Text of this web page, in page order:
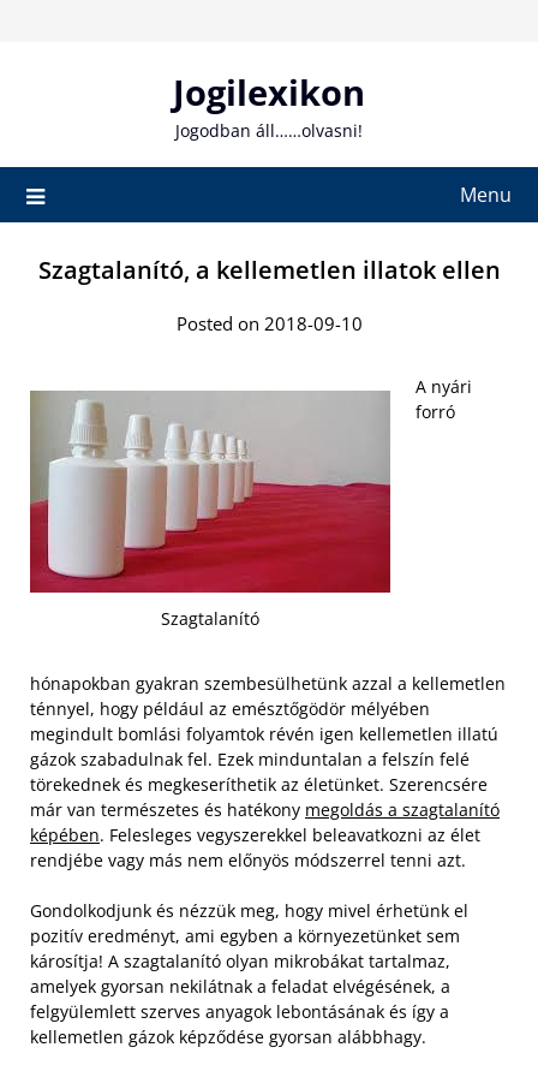
Jogilexikon
Jogodban áll……olvasni!
Menu
Szagtalanító, a kellemetlen illatok ellen
Posted on 2018-09-10
Szagtalanító
A nyári
forró
hónapokban gyakran szembesülhetünk azzal a kellemetlen
ténnyel, hogy például az emésztőgödör mélyében
megindult bomlási folyamtok révén igen kellemetlen illatú
gázok szabadulnak fel. Ezek minduntalan a felszín felé
törekednek és megkeseríthetik az életünket. Szerencsére
már van természetes és hatékony megoldás a szagtalanító
képében. Felesleges vegyszerekkel beleavatkozni az élet
rendjébe vagy más nem előnyös módszerrel tenni azt.
Gondolkodjunk és nézzük meg, hogy mivel érhetünk el
pozitív eredményt, ami egyben a környezetünket sem
károsítja! A szagtalanító olyan mikrobákat tartalmaz,
amelyek gyorsan nekilátnak a feladat elvégésének, a
felgyülemlett szerves anyagok lebontásának és így a
kellemetlen gázok képződése gyorsan alábbhagy.